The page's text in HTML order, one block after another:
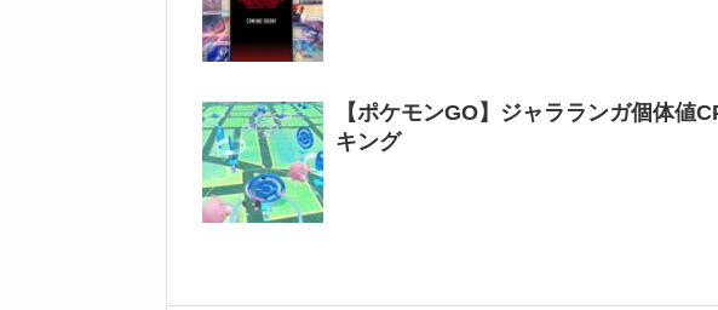
【ポケモンGO】ジャラランガ個体値
キング